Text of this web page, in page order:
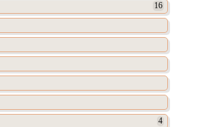
16
4